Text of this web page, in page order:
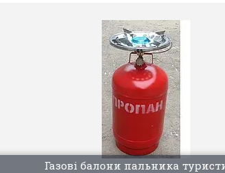
Газові балони пальника